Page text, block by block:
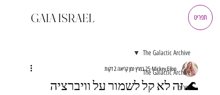
GAIA ISRAEL תפריט
The Galactic Archive
שירים
The Galactic Archive
🌊 זה לא קל לשמור על וויברציה
Mickey Eilon 25 במרץ זמן קריאה 2 דקות